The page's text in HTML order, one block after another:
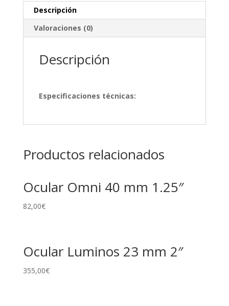
Descripción
Valoraciones (0)
Descripción
Especificaciones técnicas:
Productos relacionados
Ocular Omni 40 mm 1.25″
82,00€
Ocular Luminos 23 mm 2″
355,00€